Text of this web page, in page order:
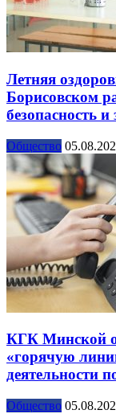
Летняя
Борисовском
безопасность и
Общество
КГК Минской
«горячую
деятельности
Общество